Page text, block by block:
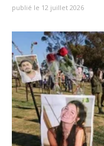
publié le 12 juillet 2026